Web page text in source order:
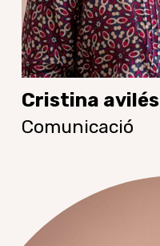
Cristina avilés
Comunicació